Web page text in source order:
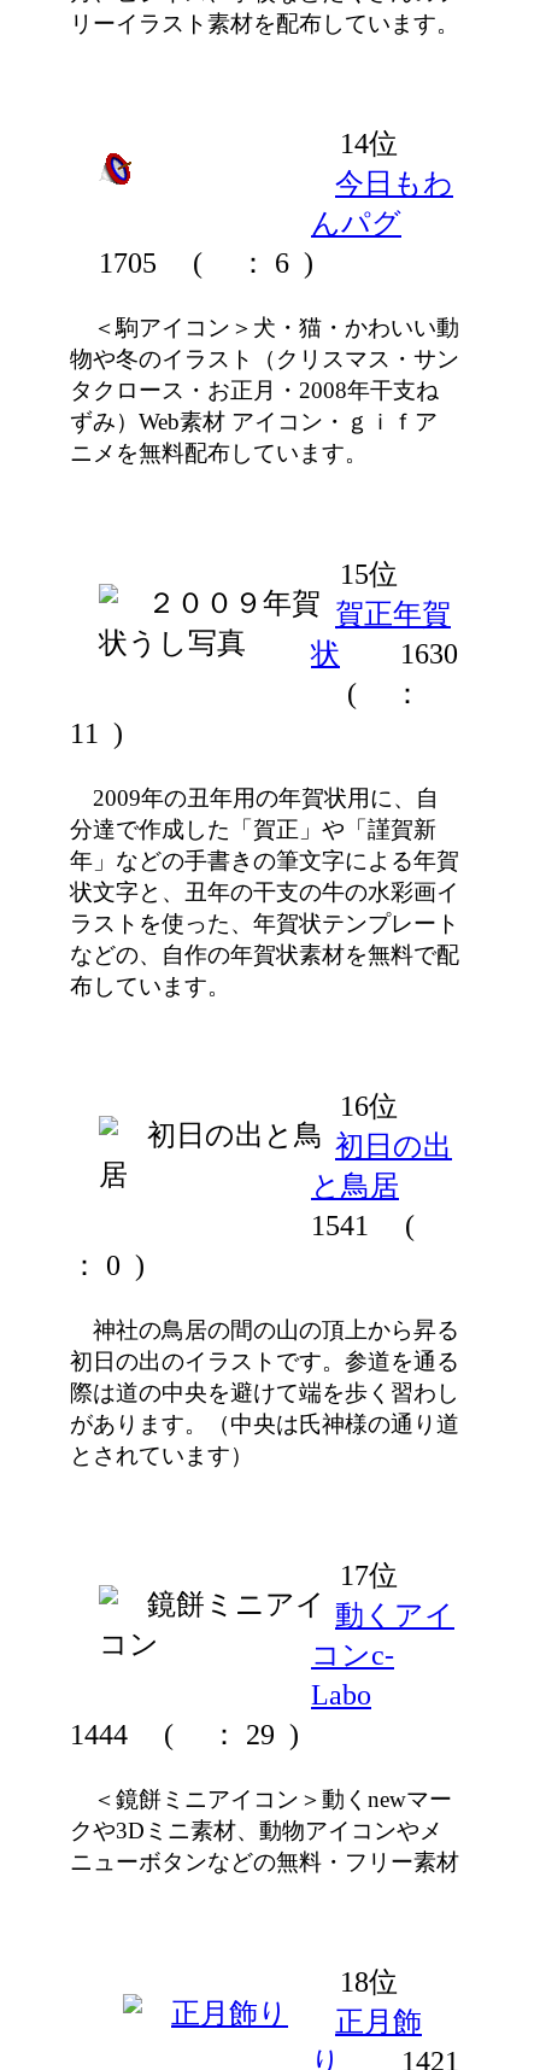
リーイラスト素材を配布しています。
14位
今日もわ
んパグ
1705
( ： 6 )
＜駒アイコン＞犬・猫・かわいい動
物や冬のイラスト（クリスマス・サン
タクロース・お正月・2008年干支ね
ずみ）Web素材 アイコン・ｇｉｆア
ニメを無料配布しています。
15位
賀正年賀
状
1630
(
：
11 )
2009年の丑年用の年賀状用に、自
分達で作成した「賀正」や「謹賀新
年」などの手書きの筆文字による年賀
状文字と、丑年の干支の牛の水彩画イ
ラストを使った、年賀状テンプレート
などの、自作の年賀状素材を無料で配
布しています。
16位
初日の出
と鳥居
1541
(
： 0 )
神社の鳥居の間の山の頂上から昇る
初日の出のイラストです。参道を通る
際は道の中央を避けて端を歩く習わし
があります。（中央は氏神様の通り道
とされています）
17位
動くアイ
コンc-
Labo
1444
( ： 29 )
＜鏡餅ミニアイコン＞動くnewマー
クや3Dミニ素材、動物アイコンやメ
ニューボタンなどの無料・フリー素材
18位
正月飾
り
1421